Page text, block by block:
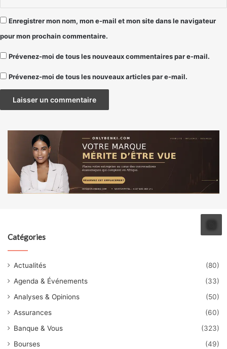
Enregistrer mon nom, mon e-mail et mon site dans le navigateur
pour mon prochain commentaire.
Prévenez-moi de tous les nouveaux commentaires par e-mail.
Prévenez-moi de tous les nouveaux articles par e-mail.
Catégories
Actualités
(80)
Agenda & Événements
(33)
Analyses & Opinions
(50)
Assurances
(60)
Banque & Vous
(323)
Bourses
(49)